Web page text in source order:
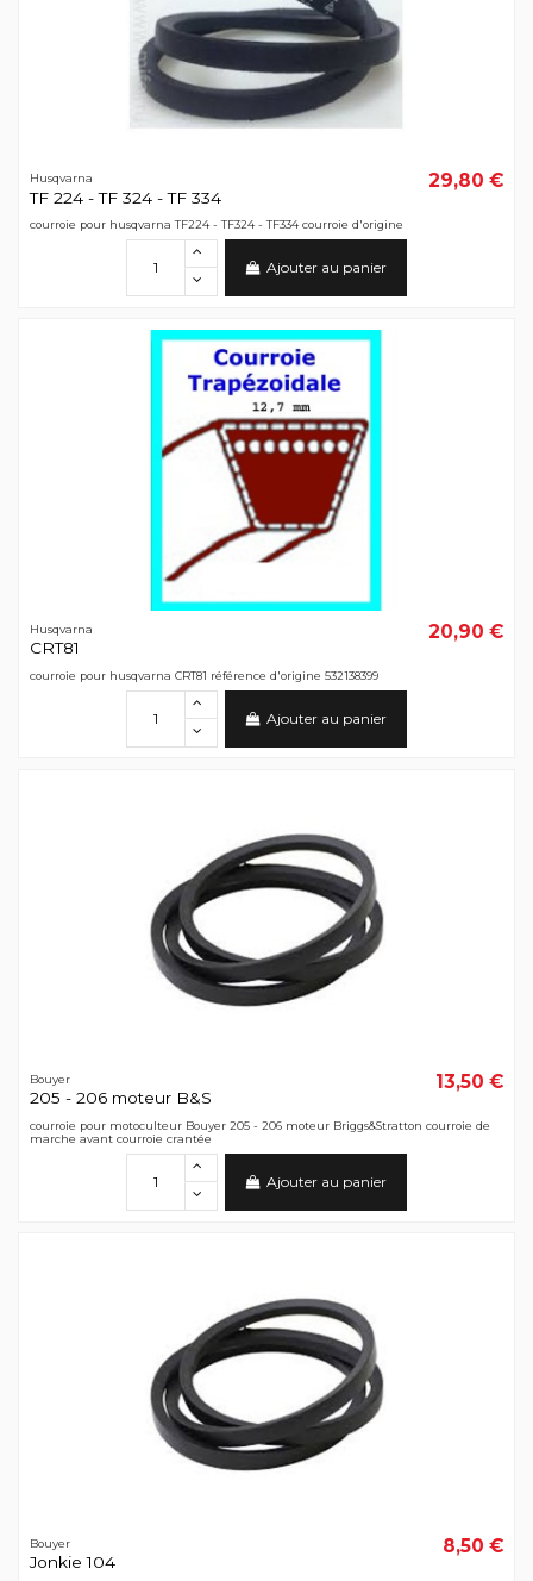
Husqvarna
TF 224 - TF 324 - TF 334
29,80 €
courroie pour husqvarna TF224 - TF324 - TF334 courroie d'origine
Ajouter au panier
Husqvarna
CRT81
20,90 €
courroie pour husqvarna CRT81 référence d'origine 532138399
Ajouter au panier
Bouyer
205 - 206 moteur B&S
13,50 €
courroie pour motoculteur Bouyer 205 - 206 moteur Briggs&Stratton courroie de
marche avant courroie crantée
Ajouter au panier
Bouyer
Jonkie 104
8,50 €